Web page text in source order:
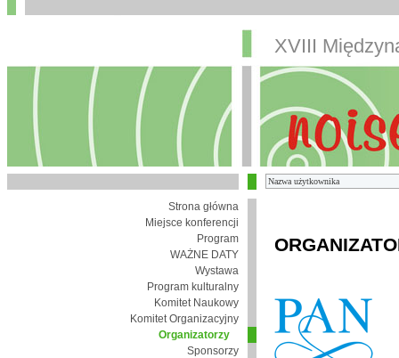
XVIII
Strona główna
Miejsce konferencji
Program
WAŻNE DATY
Wystawa
Program kulturalny
Komitet Naukowy
Komitet Organizacyjny
Organizatorzy
Sponsorzy